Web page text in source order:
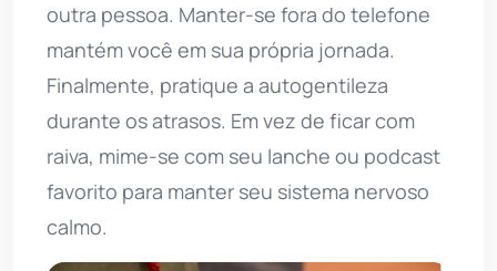
outra pessoa. Manter-se fora do telefone
mantém você em sua própria jornada.
Finalmente, pratique a autogentileza
durante os atrasos. Em vez de ficar com
raiva, mime-se com seu lanche ou podcast
favorito para manter seu sistema nervoso
calmo.